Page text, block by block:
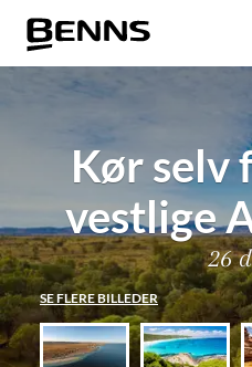
Kør selv
vestlige
26
SE FLERE BILLEDER
Vis resultater for:
Firma- og